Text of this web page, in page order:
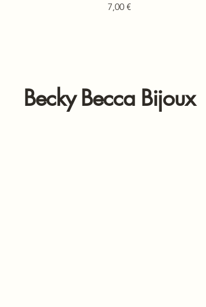
Prix
7,00 €
Becky Becca Bijoux